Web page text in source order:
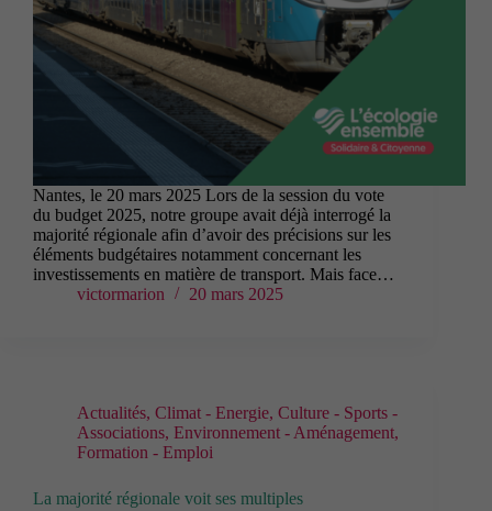
Nantes, le 20 mars 2025 Lors de la session du vote
du budget 2025, notre groupe avait déjà interrogé la
majorité régionale afin d’avoir des précisions sur les
éléments budgétaires notamment concernant les
investissements en matière de transport. Mais face…
victormarion
20 mars 2025
Actualités, Climat - Energie, Culture - Sports -
Associations, Environnement - Aménagement,
Formation - Emploi
La majorité régionale voit ses multiples